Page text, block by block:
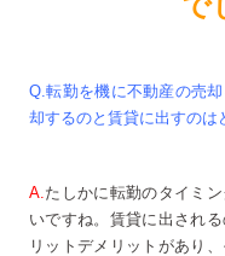
Q.転勤を機に不動産の売
却するのと賃貸に出すのは
A.たしかに転勤のタイミ
いですね。賃貸に出され
リットデメリットがあり